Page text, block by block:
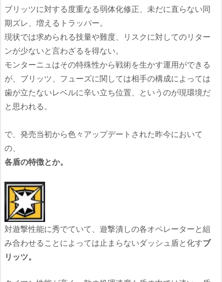
ブリッツに対する度重なる弱体化修正、未だに直らない同
期ズレ、増えるトラッパー。
現状では求められる技量や難度、リスクに対してのリター
ンが少ないと言わざるを得ない。
モンターニュはその特殊性から戦術を生かす運用ができる
が、ブリッツ、フューズに関しては相手の構成によっては
歯が立たないレベルに辛い立ち位置、というのが現環境だ
と思われる。
で、発売当初から色々アップデートされた昨今において
の、
各盾の特徴とか。
対遊撃性能に秀でていて、遊撃潰しの各オペレーターと組
み合わせることによっては止まらないダッシュ盾と化すブ
リッツ。